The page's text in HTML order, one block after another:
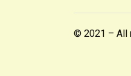
© 2021 – All